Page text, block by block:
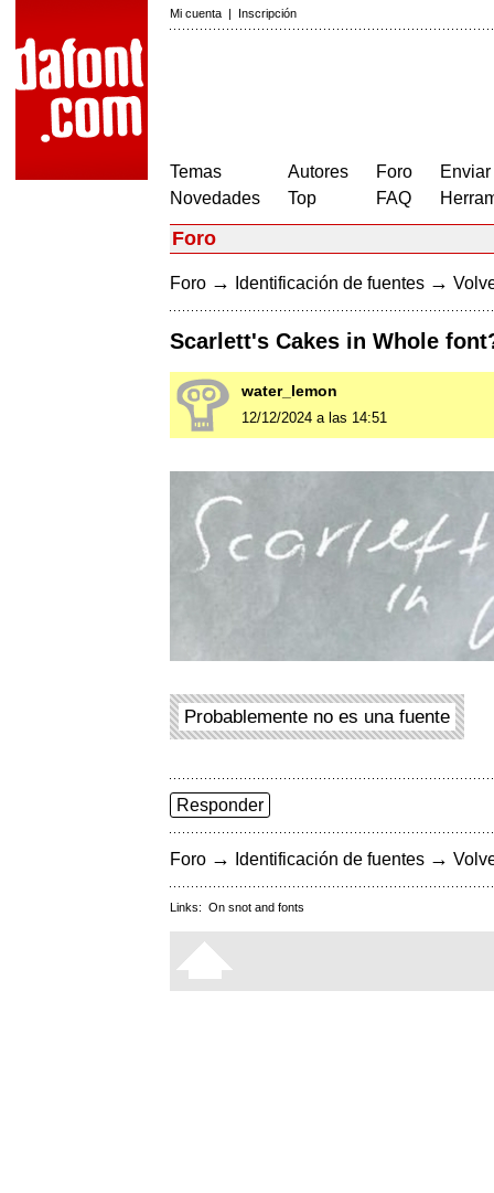
Mi cuenta | Inscripción
Temas
Novedades
Autores
Top
Foro
FAQ
Foro
Foro → Identificación de fuentes →
Scarlett's Cakes in Whole
water_lemon
12/12/2024 a las 14:51
Probablemente no es una fuente
Responder
Foro → Identificación de fuentes →
Links: On snot and fonts